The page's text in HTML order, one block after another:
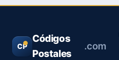
CP
Códigos
Postales
.com